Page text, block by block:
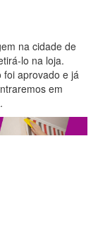
na cidade de
lo na loja.
foi aprovado e já
em